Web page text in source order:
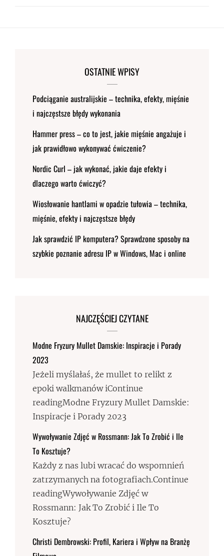
OSTATNIE WPISY
Podciąganie australijskie – technika, efekty, mięśnie
i najczęstsze błędy wykonania
Hammer press – co to jest, jakie mięśnie angażuje i
jak prawidłowo wykonywać ćwiczenie?
Nordic Curl – jak wykonać, jakie daje efekty i
dlaczego warto ćwiczyć?
Wiosłowanie hantlami w opadzie tułowia – technika,
mięśnie, efekty i najczęstsze błędy
Jak sprawdzić IP komputera? Sprawdzone sposoby na
szybkie poznanie adresu IP w Windows, Mac i online
NAJCZĘŚCIEJ CZYTANE
Modne Fryzury Mullet Damskie: Inspiracje i Porady
2023
Jeżeli myślałaś, że mullet to relikt z
epoki walkmanów iContinue
readingModne Fryzury Mullet Damskie:
Inspiracje i Porady 2023
Wywoływanie Zdjęć w Rossmann: Jak To Zrobić i Ile
To Kosztuje?
Każdy z nas lubi wracać do wspomnień
zatrzymanych na fotografiach.Continue
readingWywoływanie Zdjęć w
Rossmann: Jak To Zrobić i Ile To
Kosztuje?
Christi Dembrowski: Profil, Kariera i Wpływ na Branżę